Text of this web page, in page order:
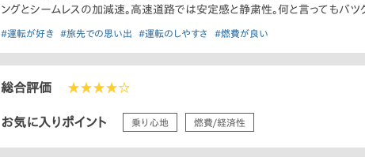
ングとシームレスの加減速。高速道路では安定感と静粛性。何と言ってもバ
#運転が好き #旅先での思い出 #運転のしやすさ #燃費が良い
総合評価 ★★★★☆
お気に入りポイント 乗り心地 燃費/経済性